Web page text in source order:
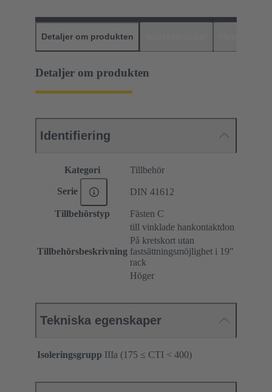
Detaljer om produkten
Detaljer om produkten
Identifiering
Kategori Tillbehör
Serie DIN 41612
Tillbehörstyp Fästen C
Tillbehörsbeskrivning
till vinklade hankontaktdon
På kretskort utan
fastsättningsmöjlighet i 19ʺ
rack
Höger
Tekniska egenskaper
Isoleringsgrupp IIIa (175 ≤ CTI < 400)